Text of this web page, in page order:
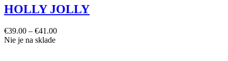
HOLLY JOLLY
€39.00 – €41.00
Nie je na sklade